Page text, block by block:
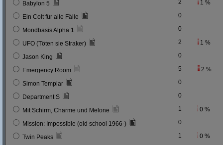
Babylon 5 2 1 %
Ein Colt für alle Fälle 0
Mondbasis Alpha 1 0
UFO (Töten sie Straker) 2 1 %
Jason King 0
Emergency Room 5 2 %
Simon Templar 0
Department S 0
Mit Schirm, Charme und Melone 1 0 %
Mission: Impossible (old school 1966-) 0
Twin Peaks 1 0 %